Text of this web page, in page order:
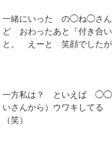
一緒にいった の◯ね◯さ
ど おわったあと『付き合
と。 えーと 笑顔でしたが
一方私は？ といえば
いさんから）ウワキして
（笑）